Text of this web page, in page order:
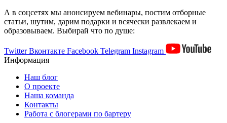
А в соцсетях мы анонсируем вебинары, постим отборные
статьи, шутим, дарим подарки и всячески развлекаем и
образовываем. Выбирай что по душе:
TwitterВконтакте Facebook Telegram Instagram
Информация
Наш блог
О проекте
Наша команда
Контакты
Работа с блогерами по бартеру